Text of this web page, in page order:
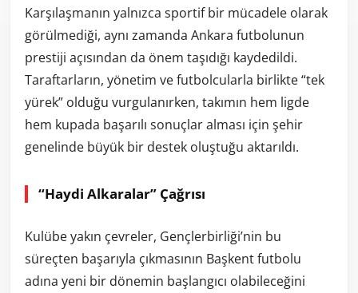
Karşılaşmanın yalnızca sportif bir mücadele olarak
görülmediği, aynı zamanda Ankara futbolunun
prestiji açısından da önem taşıdığı kaydedildi.
Taraftarların, yönetim ve futbolcularla birlikte “tek
yürek” olduğu vurgulanırken, takımın hem ligde
hem kupada başarılı sonuçlar alması için şehir
genelinde büyük bir destek oluştuğu aktarıldı.
“Haydi Alkaralar” Çağrısı
Kulübe yakın çevreler, Gençlerbirliği’nin bu
süreçten başarıyla çıkmasının Başkent futbolu
adına yeni bir dönemin başlangıcı olabileceğini